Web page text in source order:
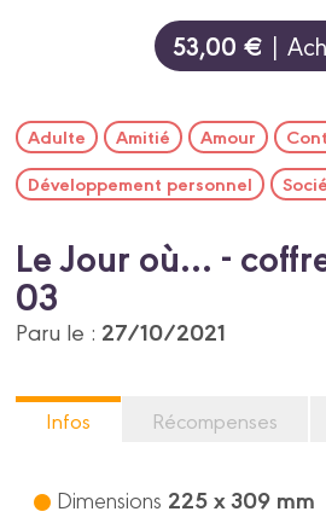
53,00 € |
Adulte Amitié Amour
Développement personnel
Le Jour où... -
03
Paru le : 27/10/2021
Infos Récompenses
Dimensions 225 x 309 mm